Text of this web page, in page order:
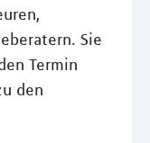
Sie
Termin
den